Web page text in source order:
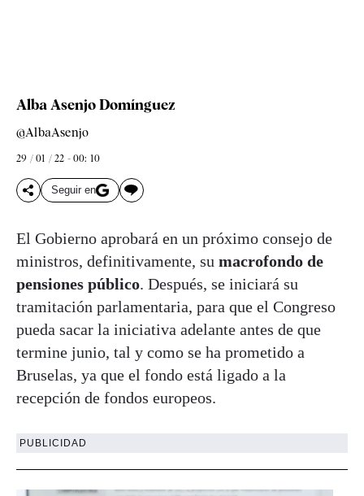
Alba Asenjo Domínguez
@AlbaAsenjo
29 / 01 / 22 - 00: 10
Seguir en
El Gobierno aprobará en un próximo consejo de
ministros, definitivamente, su macrofondo de
pensiones público. Después, se iniciará su
tramitación parlamentaria, para que el Congreso
pueda sacar la iniciativa adelante antes de que
termine junio, tal y como se ha prometido a
Bruselas, ya que el fondo está ligado a la
recepción de fondos europeos.
PUBLICIDAD